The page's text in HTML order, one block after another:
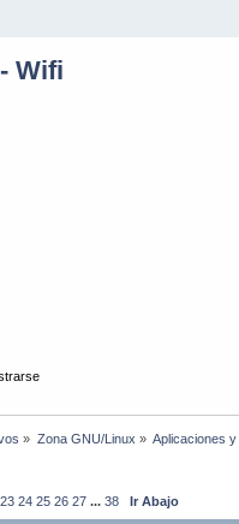
» Zona GNU/Linux » Aplicaciones
23 24 25 26 27 ...38 Ir Abajo